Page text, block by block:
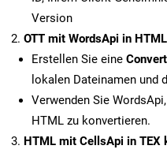
Version
OTT mit WordsApi in
Erstellen Sie eine
lokalen Dateinamen und
Verwenden Sie
HTML zu konvertieren.
HTML mit CellsApi in TEX